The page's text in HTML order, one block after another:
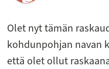
Olet nyt tämän
kohdunpohjan navan
että olet ollut